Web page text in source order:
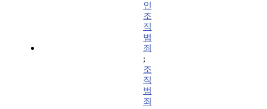
인
조
직
범
죄
;
조
직
범
죄